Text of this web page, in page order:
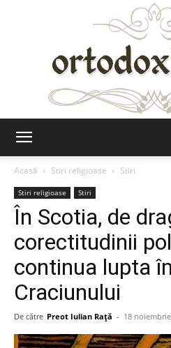
Acasă
Stiri religioase Stiri
Stiri religioase Stiri
În Scotia, de
corectitudinii
continua lupta
Craciunului
De către Preot Iulian Raţă - 18